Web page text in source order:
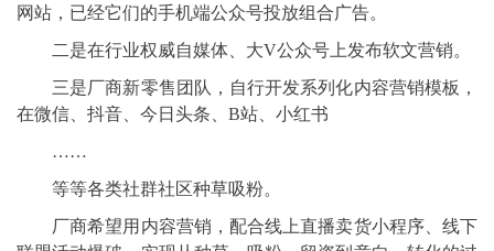
网站，已经它们的手机端公众号投放组合广告。
二是在行业权威自媒体、大V公众号上发布软文营销。
三是厂商新零售团队，自行开发系列化内容营销模板，
在微信、抖音、今日头条、B站、小红书
……
等等各类社群社区种草吸粉。
厂商希望用内容营销，配合线上直播卖货小程序、线下